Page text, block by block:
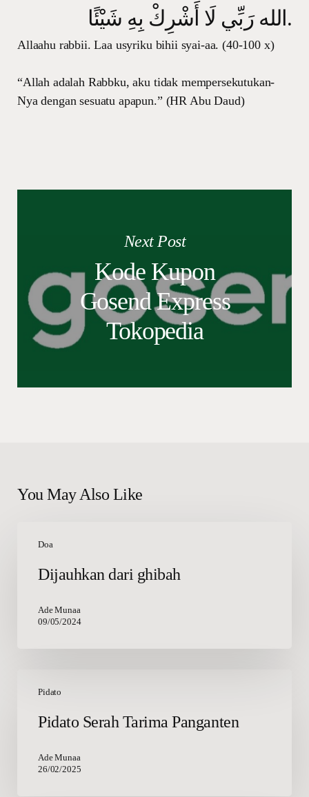
الله رَبِّي لَا أَشْرِكْ بِهِ شَيْئًا.
Allaahu rabbii. Laa usyriku bihii syai-aa. (40-100 x)
“Allah adalah Rabbku, aku tidak mempersekutukan-
Nya dengan sesuatu apapun.” (HR Abu Daud)
Next Post
Kode Kupon
Gosend Express
Tokopedia
You May Also Like
Doa
Dijauhkan dari ghibah
Ade Munaa
09/05/2024
Pidato
Serah
Panganten
Pidato Serah Tarima Panganten
Ade Munaa
26/02/2025